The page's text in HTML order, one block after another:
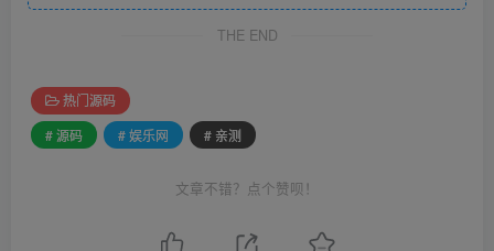
THE END
热门源码
# 源码
# 娱乐网 # 亲测
文章不错？点个赞呗！